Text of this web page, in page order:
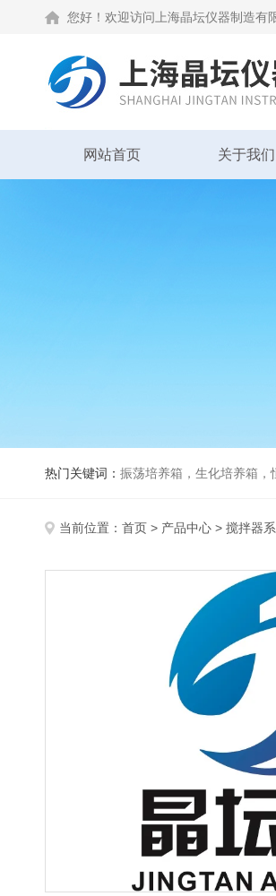
您好！欢迎访问上海晶坛仪器制造有
网站首页 关于我们
热门关键词： 振荡培养箱，生化培养箱，恒
当前位置： 首页 > 产品中心 > 搅拌器